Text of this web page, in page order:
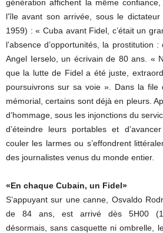
génération affichent la même
l’île avant son arrivée, sous le
1959) : « Cuba avant Fidel, c’était un
l’absence d’opportunités, la prostitution
Angel Ierselo, un écrivain de 80 ans. «
que la lutte de Fidel a été juste,
poursuivrons sur sa voie ». Dans la file
mémorial, certains sont déjà en pleurs.
d’hommage, sous les injonctions du
d’éteindre leurs portables et
couler les larmes ou s’effondrent
des journalistes venus du monde entier.
«En chaque Cubain, un Fidel»
S’appuyant sur une canne, Osvaldo
de 84 ans, est arrivé dès 5H00
désormais, sans casquette ni ombrelle,